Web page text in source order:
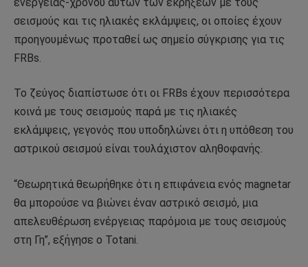
σεισμούς και τις ηλιακές εκλάμψεις, οι οποίες έχουν
προηγουμένως προταθεί ως σημείο σύγκρισης για τις
FRBs.
Το ζεύγος διαπίστωσε ότι οι FRBs έχουν περισσότερα
κοινά με τους σεισμούς παρά με τις ηλιακές
εκλάμψεις, γεγονός που υποδηλώνει ότι η υπόθεση του
αστρικού σεισμού είναι τουλάχιστον αληθοφανής.
“Θεωρητικά θεωρήθηκε ότι η επιφάνεια ενός magnetar
θα μπορούσε να βιώνει έναν αστρικό σεισμό, μια
απελευθέρωση ενέργειας παρόμοια με τους σεισμούς
στη Γη”, εξήγησε ο Totani.